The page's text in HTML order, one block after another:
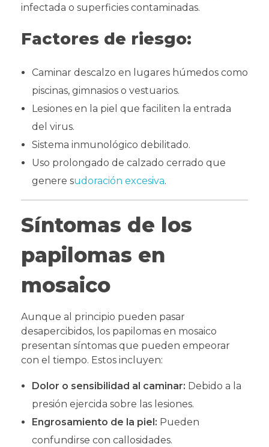
infectada o superficies contaminadas.
Factores de riesgo:
Caminar descalzo en lugares húmedos como
piscinas, gimnasios o vestuarios.
Lesiones en la piel que faciliten la entrada
del virus.
Sistema inmunológico debilitado.
Uso prolongado de calzado cerrado que
genere sudoración excesiva.
Síntomas de los
papilomas en
mosaico
Aunque al principio pueden pasar
desapercibidos, los papilomas en mosaico
presentan síntomas que pueden empeorar
con el tiempo. Estos incluyen:
Dolor o sensibilidad al caminar: Debido a la
presión ejercida sobre las lesiones.
Engrosamiento de la piel: Pueden
confundirse con callosidades.